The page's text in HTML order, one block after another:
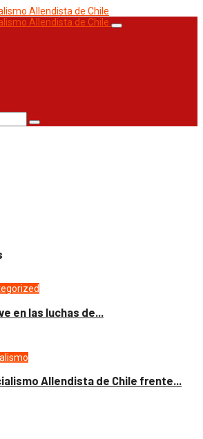
en las luchas de...
Allendista de Chile frente...